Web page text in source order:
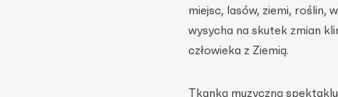
miejsc, lasów, ziemi, roślin,
wysycha na skutek zmian
człowieka z Ziemią.
Tkanką muzyczną